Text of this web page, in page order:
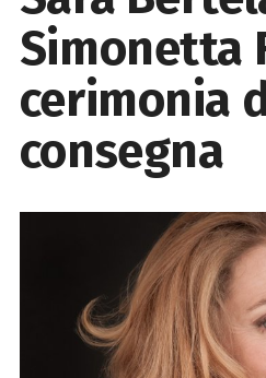
Simonetta
cerimonia
consegna